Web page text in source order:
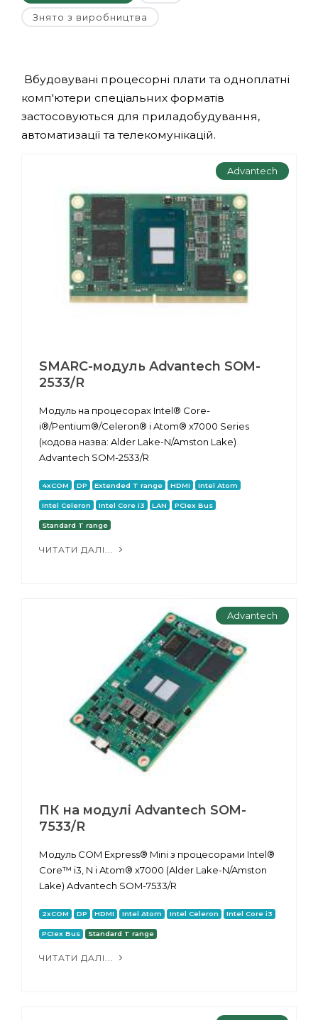
Знято з виробництва
Вбудовувані процесорні плати та одноплатні
комп'ютери спеціальних форматів
застосовуються для приладобудування,
автоматизації та телекомунікацій.
Advantech
SMARC-модуль Advantech SOM-
2533/R
Модуль на процесорах Intel® Core-
i®/Pentium®/Celeron® і Atom® x7000 Series
(кодова назва: Alder Lake-N/Amston Lake)
Advantech SOM-2533/R
4xCOM DP Extended T range HDMI Intel Atom
Intel Celeron Intel Core i3 LAN PCIex Bus
Standard T range
ЧИТАТИ ДАЛІ...
Advantech
ПК на модулі Advantech SOM-
7533/R
Модуль COM Express® Mini з процесорами Intel®
Core™ i3, N і Atom® x7000 (Alder Lake-N/Amston
Lake) Advantech SOM-7533/R
2xCOM DP HDMI Intel Atom Intel Celeron Intel Core i3
PCIex Bus Standard T range
ЧИТАТИ ДАЛІ...